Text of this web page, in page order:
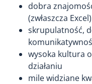
dobra
(zwłaszcza Excel)
skrupulatność,
wysoka kultura
działaniu
mile widziane